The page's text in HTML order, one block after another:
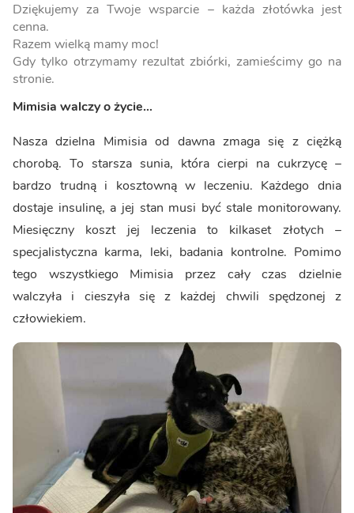
Dziękujemy za Twoje wsparcie – każda złotówka jest
cenna.
Razem wielką mamy moc!
Gdy tylko otrzymamy rezultat zbiórki, zamieścimy go na
stronie.
Mimisia walczy o życie…
Nasza dzielna Mimisia od dawna zmaga się z ciężką
chorobą. To starsza sunia, która cierpi na cukrzycę –
bardzo trudną i kosztowną w leczeniu. Każdego dnia
dostaje insulinę, a jej stan musi być stale monitorowany.
Miesięczny koszt jej leczenia to kilkaset złotych –
specjalistyczna karma, leki, badania kontrolne. Pomimo
tego wszystkiego Mimisia przez cały czas dzielnie
walczyła i cieszyła się z każdej chwili spędzonej z
człowiekiem.